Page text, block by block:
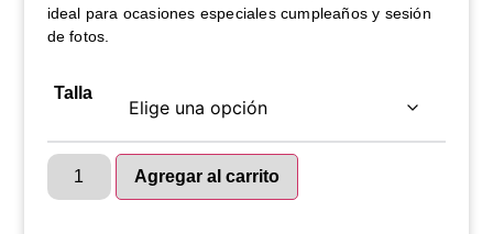
ideal para ocasiones especiales cumpleaños y sesión
de fotos.
Talla
Agregar al carrito